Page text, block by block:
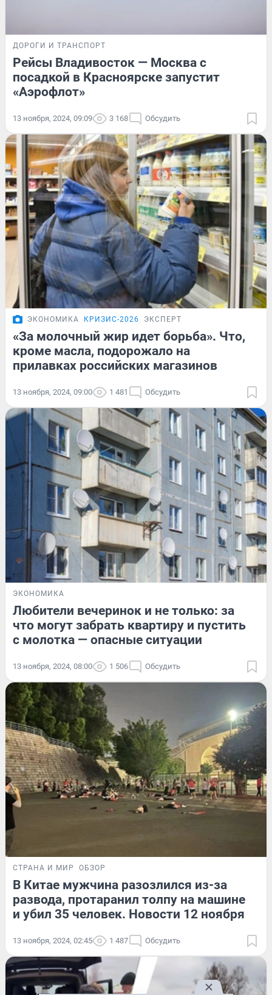
ДОРОГИ И ТРАНСПОРТ
Рейсы Владивосток — Москва с
посадкой в Красноярске запустит
«Аэрофлот»
13 ноября, 2024, 09:09 3 168 Обсудить
ЭКОНОМИКА КРИЗИС-2026 ЭКСПЕРТ
«За молочный жир идет борьба». Что,
кроме масла, подорожало на
прилавках российских магазинов
13 ноября, 2024, 09:00 1 481 Обсудить
ЭКОНОМИКА
Любители вечеринок и не только: за
что могут забрать квартиру и пустить
с молотка — опасные ситуации
13 ноября, 2024, 08:00 1 506 Обсудить
СТРАНА И МИР ОБЗОР
В Китае мужчина разозлился из-за
развода, протаранил толпу на машине
и убил 35 человек. Новости 12 ноября
13 ноября, 2024, 02:45 1 487 Обсудить